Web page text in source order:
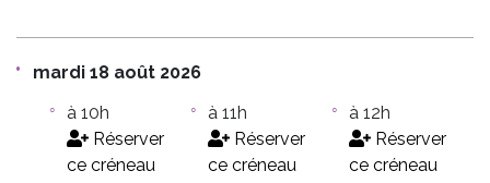
mardi 18 août 2026
à 10h
Réserver
ce créneau
à 11h
Réserver
ce créneau
à 12h
Réserver
ce créneau